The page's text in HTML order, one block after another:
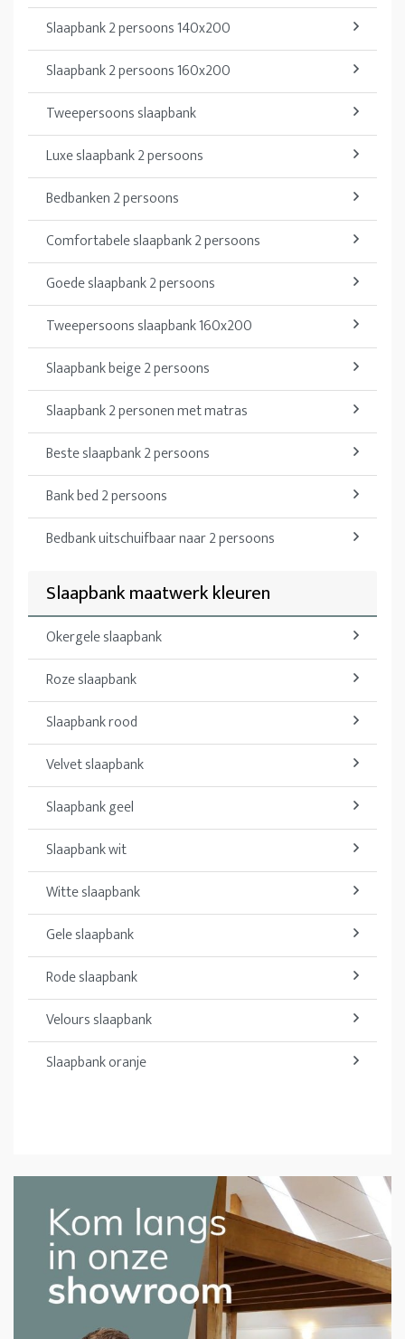
Slaapbank 2 persoons 140x200
Slaapbank 2 persoons 160x200
Tweepersoons slaapbank
Luxe slaapbank 2 persoons
Bedbanken 2 persoons
Comfortabele slaapbank 2 persoons
Goede slaapbank 2 persoons
Tweepersoons slaapbank 160x200
Slaapbank beige 2 persoons
Slaapbank 2 personen met matras
Beste slaapbank 2 persoons
Bank bed 2 persoons
Bedbank uitschuifbaar naar 2 persoons
Slaapbank maatwerk kleuren
Okergele slaapbank
Roze slaapbank
Slaapbank rood
Velvet slaapbank
Slaapbank geel
Slaapbank wit
Witte slaapbank
Gele slaapbank
Rode slaapbank
Velours slaapbank
Slaapbank oranje